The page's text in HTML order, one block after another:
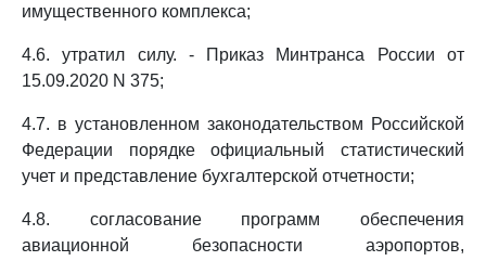
имущественного комплекса;
4.6. утратил силу. - Приказ Минтранса России от
15.09.2020 N 375;
4.7. в установленном законодательством Российской
Федерации порядке официальный статистический
учет и представление бухгалтерской отчетности;
4.8. согласование программ обеспечения
авиационной безопасности аэропортов,